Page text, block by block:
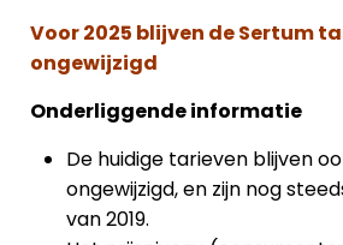
Voor 2025 blijven de Sertum
ongewijzigd
Onderliggende informatie
De huidige tarieven blijven
ongewijzigd, en zijn nog
van 2019.